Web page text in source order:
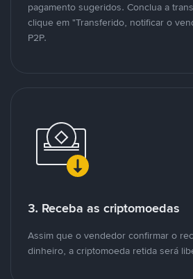
pagamento sugeridos. Conclua a
clique em "Transferido, notificar o
P2P.
3. Receba as criptomoedas
Assim que o vendedor confirmar o
dinheiro, a criptomoeda retida será